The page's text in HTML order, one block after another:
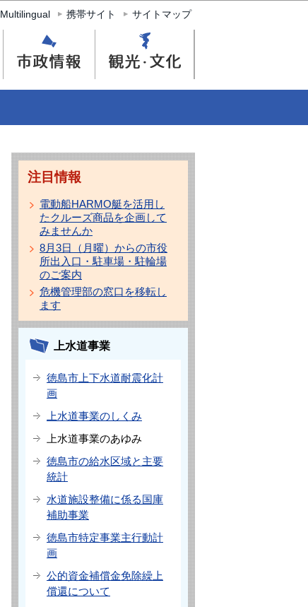
Multilingual 携帯サイト サイトマップ
注目情報
電動船HARMO艇を活用し
たクルーズ商品を企画して
みませんか
8月3日（月曜）からの市役
所出入口・駐車場・駐輪場
のご案内
危機管理部の窓口を移転し
ます
上水道事業
徳島市上下水道耐震化計
画
上水道事業のしくみ
上水道事業のあゆみ
徳島市の給水区域と主要
統計
水道施設整備に係る国庫
補助事業
徳島市特定事業主行動計
画
公的資金補償金免除繰上
償還について